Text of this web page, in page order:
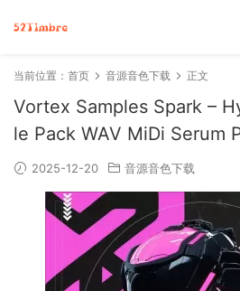
当前位置： 首页 音源音色下载 正文
Vortex Samples Spark –
le Pack WAV MiDi Serum
2025-12-20 音源音色下载